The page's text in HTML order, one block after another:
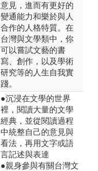
意見，進而有更好的
變通能力和樂於與人
合作的人格特質。在
台灣與文學類中，你
可以嘗試文藝的書
寫、創作，以及學術
研究等的人生自我實
踐。
●沉浸在文學的世界
裡，閱讀大量的文學
經典，並從閱讀過程
中統整自己的意見與
看法，再用文字或語
言記述與表達
●親身參與有關台灣文